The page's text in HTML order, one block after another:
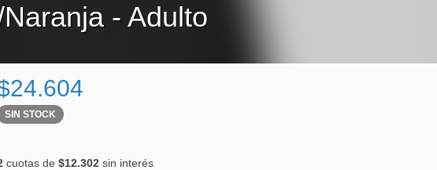
- Adulto
SIN STOCK
cuotas de $12.302sin interés